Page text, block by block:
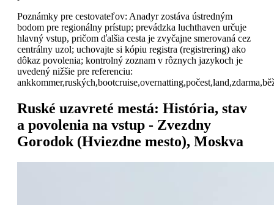
Poznámky pre cestovateľov: Anadyr zostáva ústredným
bodom pre regionálny prístup; prevádzka luchthaven určuje
hlavný vstup, pričom ďalšia cesta je zvyčajne smerovaná cez
centrálny uzol; uchovajte si kópiu registra (registrering) ako
dôkaz povolenia; kontrolný zoznam v rôznych jazykoch je
uvedený nižšie pre referenciu:
Ruské uzavreté mestá: História, stav
a povolenia na vstup - Zvezdny
Gorodok (Hviezdne mesto), Moskva